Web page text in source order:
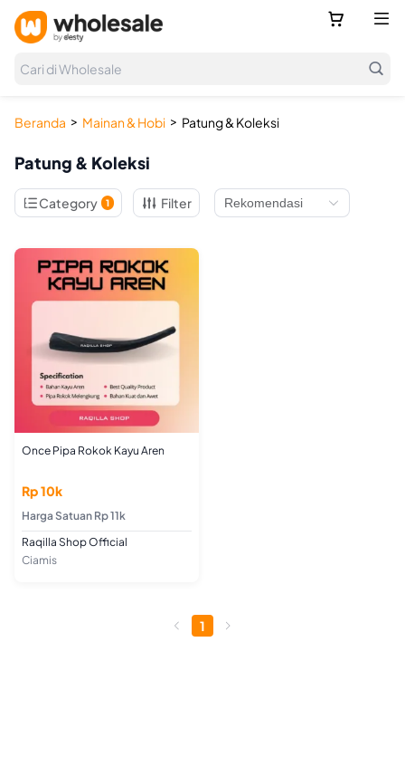
 
Cari di Wholesale 
Beranda > Mainan & Hobi > Patung & Koleksi
Patung & Koleksi
Category 1 Filter
Once Pipa Rokok Kayu Aren
Rp 10k
Harga Satuan Rp 11k
Raqilla Shop Official
Ciamis
1